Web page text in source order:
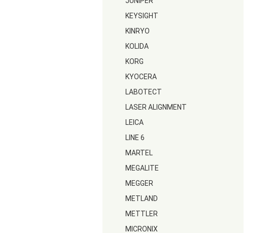
KEYSIGHT
KINRYO
KOLIDA
KORG
KYOCERA
LABOTECT
LASER ALIGNMENT
LEICA
LINE 6
MARTEL
MEGALITE
MEGGER
METLAND
METTLER
MICRONIX